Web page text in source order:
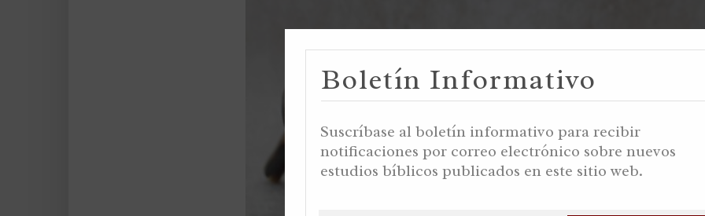
Boletín Informativo
Suscríbase al boletín informativo para recibir
notificaciones por correo electrónico sobre nuevos
estudios bíblicos publicados en este sitio web.